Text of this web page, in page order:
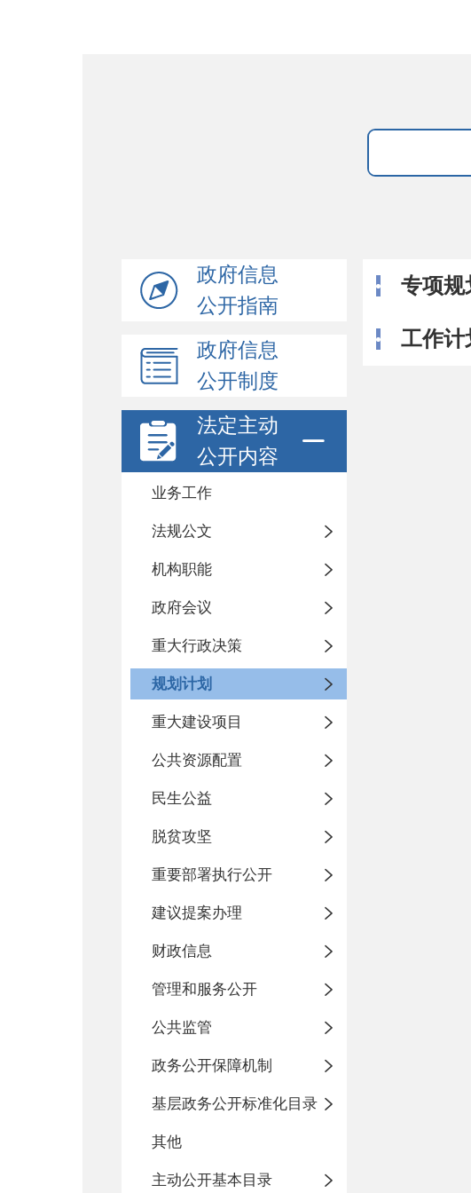
政府信息
公开指南
政府信息
公开制度
法定主动
公开内容
业务工作
法规公文
机构职能
政府会议
重大行政决策
规划计划
重大建设项目
公共资源配置
民生公益
脱贫攻坚
重要部署执行公开
建议提案办理
财政信息
管理和服务公开
公共监管
政务公开保障机制
基层政务公开标准化目录
其他
主动公开基本目录
专项规
工作计